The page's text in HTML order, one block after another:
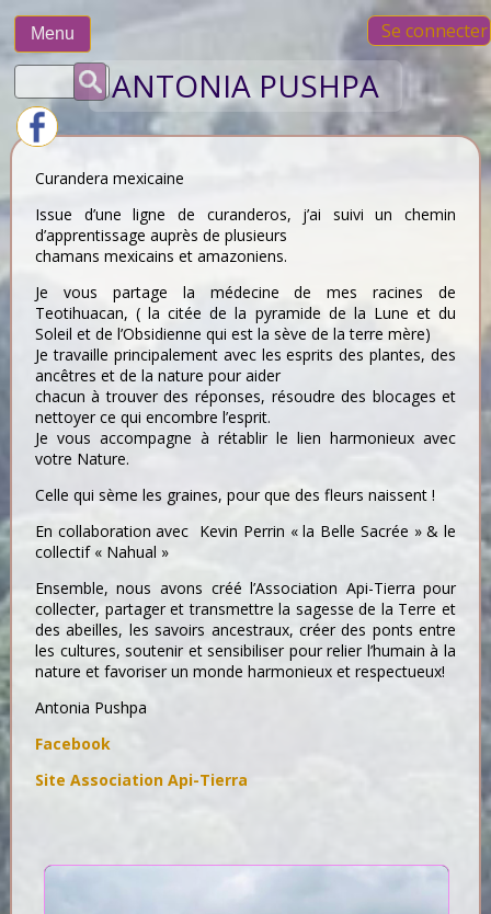
Menu Se connecter
Rechercher : ANTONIA PUSHPA
Curandera mexicaine
Issue d’une ligne de curanderos, j’ai suivi un chemin
d’apprentissage auprès de plusieurs
chamans mexicains et amazoniens.
Je vous partage la médecine de mes racines de
Teotihuacan, ( la citée de la pyramide de la Lune et du
Soleil et de l’Obsidienne qui est la sève de la terre mère)
Je travaille principalement avec les esprits des plantes, des
ancêtres et de la nature pour aider
chacun à trouver des réponses, résoudre des blocages et
nettoyer ce qui encombre l’esprit.
Je vous accompagne à rétablir le lien harmonieux avec
votre Nature.
Celle qui sème les graines, pour que des fleurs naissent !
En collaboration avec Kevin Perrin « la Belle Sacrée » & le
collectif « Nahual »
Ensemble, nous avons créé l’Association Api-Tierra pour
collecter, partager et transmettre la sagesse de la Terre et
des abeilles, les savoirs ancestraux, créer des ponts entre
les cultures, soutenir et sensibiliser pour relier l’humain à la
nature et favoriser un monde harmonieux et respectueux!
Antonia Pushpa
Facebook
Site Association Api-Tierra